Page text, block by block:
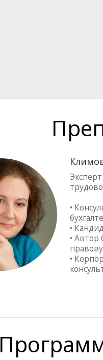
•
•
• Автор
•